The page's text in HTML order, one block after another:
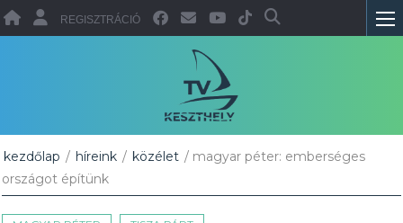
REGISZTRÁCIÓ
kezdőlap / híreink / közélet / magyar péter: emberséges
országot építünk